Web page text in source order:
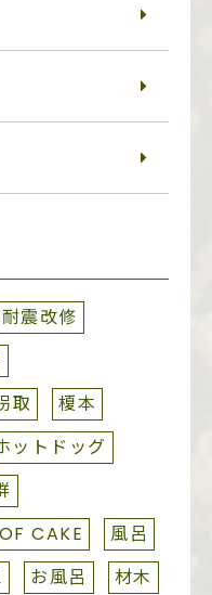
震改修
取
榎本
ットドッグ
CAKE
風呂
お風呂
材木